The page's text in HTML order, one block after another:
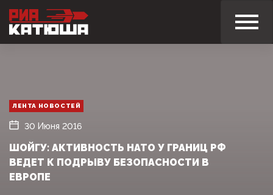
ЛЕНТА НОВОСТЕЙ
30 Июня 2016
ШОЙГУ: АКТИВНОСТЬ НАТО У ГРАНИЦ РФ
ВЕДЕТ К ПОДРЫВУ БЕЗОПАСНОСТИ В
ЕВРОПЕ